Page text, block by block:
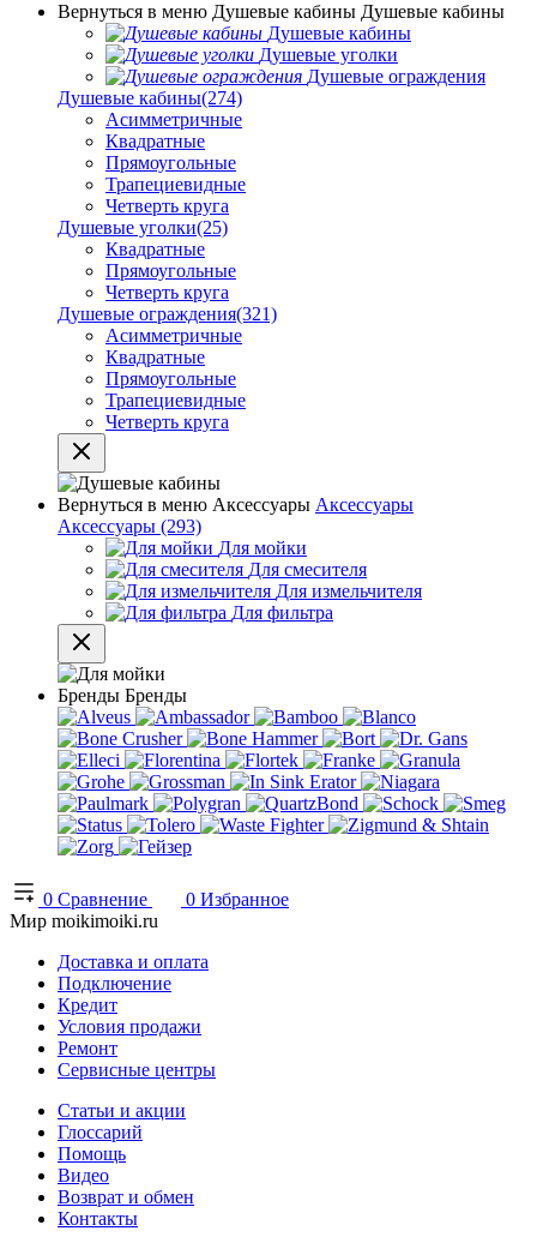
Вернуться в меню Душевые кабины Душевые кабины
Душевые кабины
Душевые уголки
Душевые ограждения
Душевые кабины(274)
Асимметричные
Квадратные
Прямоугольные
Трапециевидные
Четверть круга
Душевые уголки(25)
Квадратные
Прямоугольные
Четверть круга
Душевые ограждения(321)
Асимметричные
Квадратные
Прямоугольные
Трапециевидные
Четверть круга
Вернуться в меню Аксессуары Аксессуары
Аксессуары (293)
Для мойки
Для смесителя
Для измельчителя
Для фильтра
Бренды Бренды
0 Сравнение 0 Избранное
Мир moikimoiki.ru
Доставка и оплата
Подключение
Кредит
Условия продажи
Ремонт
Сервисные центры
Статьи и акции
Глоссарий
Помощь
Видео
Возврат и обмен
Контакты